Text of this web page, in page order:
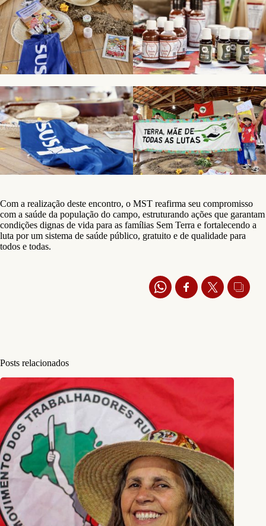
Com a realização deste encontro, o MST reafirma seu compromisso
com a saúde da população do campo, estruturando ações que garantam
condições dignas de vida para as famílias Sem Terra e fortalecendo a
luta por um sistema de saúde público, gratuito e de qualidade para
todos e todas.
Posts relacionados